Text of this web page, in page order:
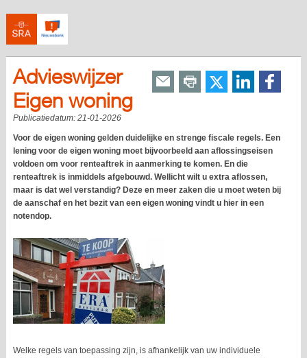
Advieswijzer
Eigen woning
Publicatiedatum: 21-01-2026
Voor de eigen woning gelden duidelijke en strenge fiscale regels. Een
lening voor de eigen woning moet bijvoorbeeld aan aflossingseisen
voldoen om voor renteaftrek in aanmerking te komen. En die
renteaftrek is inmiddels afgebouwd. Wellicht wilt u extra aflossen,
maar is dat wel verstandig? Deze en meer zaken die u moet weten bij
de aanschaf en het bezit van een eigen woning vindt u hier in een
notendop.
Welke regels van toepassing zijn, is afhankelijk van uw individuele